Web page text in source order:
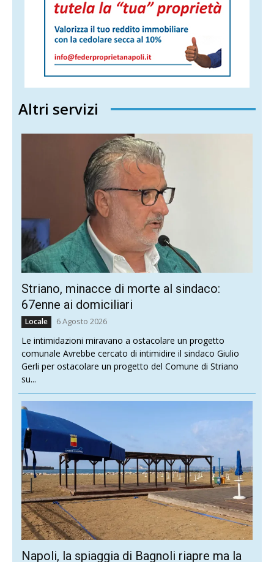
Altri servizi
Striano, minacce di morte al sindaco:
67enne ai domiciliari
Locale 6 Agosto 2026
Le intimidazioni miravano a ostacolare un progetto
comunale Avrebbe cercato di intimidire il sindaco Giulio
Gerli per ostacolare un progetto del Comune di Striano
su...
Napoli, la spiaggia di Bagnoli riapre ma la